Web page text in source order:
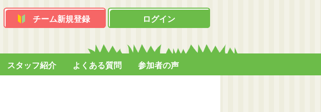
チーム新規登録 ログイン
スタッフ紹介 よくある質問 参加者の声